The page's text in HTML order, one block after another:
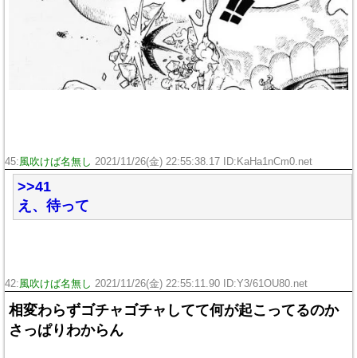
45:風吹けば名無し 2021/11/26(金) 22:55:38.17 ID:KaHa1nCm0.net
>>41
え、待って
42:風吹けば名無し 2021/11/26(金) 22:55:11.90 ID:Y3/61OU80.net
相変わらずゴチャゴチャしてて何が起こってるのか
さっぱりわからん